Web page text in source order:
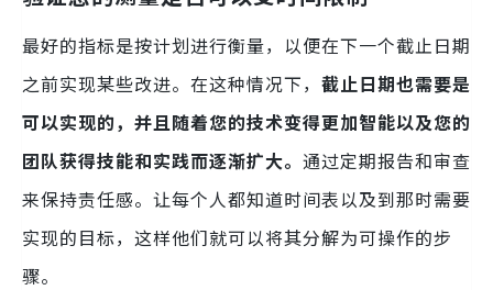
最好的指标是按计划进行衡量，以便在下一个截止日期
之前实现某些改进。在这种情况下， 截止日期也需要是
可以实现的，并且随着您的技术变得更加智能以及您的
团队获得技能和实践而逐渐扩大。 通过定期报告和审查
来保持责任感。让每个人都知道时间表以及到那时需要
实现的目标，这样他们就可以将其分解为可操作的步
骤。